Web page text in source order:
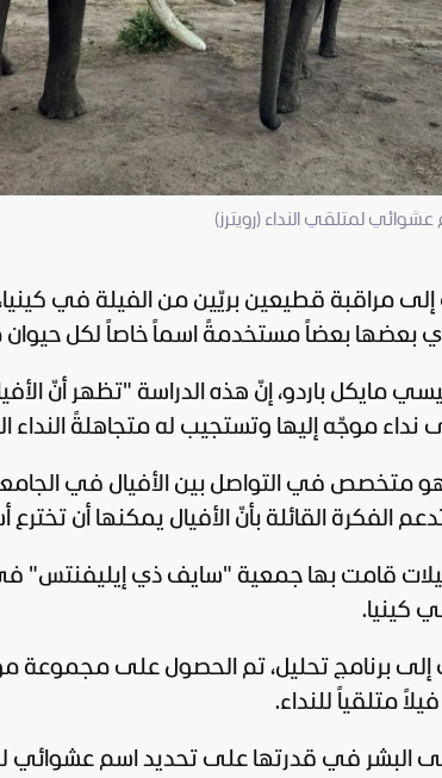
عشوائي لمتلقي النداء (رويترز)
مراقبة قطيعين بريّين من الفيلة في
بعضها بعضاً مستخدمةً اسماً خاصاً لكل حيوان
مايكل باردو، إنّ هذه الدراسة "تظهر أنّ
موجّه إليها وتستجيب له متجاهلةً النداء
متخصص في التواصل بين الأفيال في
الفكرة القائلة بأنّ الأفيال يمكنها أن
قامت بها جمعية "سايف ذي إيليفنتس"
كينيا.
البشر في قدرتها على تحديد اسم عشوائي